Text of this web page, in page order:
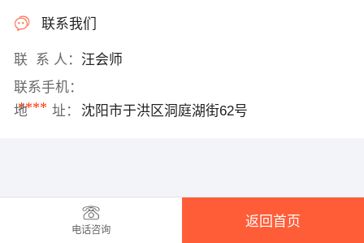
联系我们
联 系 人： 汪会师
联系手机：
****
地 址： 沈阳市于洪区洞庭湖街62号
电话咨询
返回首页